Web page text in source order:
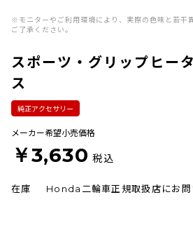
※モニターやご利用環境により、実際の色味と若干
ご了承ください。
純正アクセサリー
スポーツ・グリップヒー
ス
メーカー希望小売価格
￥3,630 税込
在庫 Honda二輪車正規取扱店にお問